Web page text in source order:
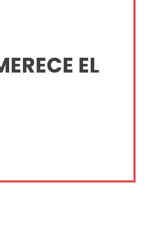
EL